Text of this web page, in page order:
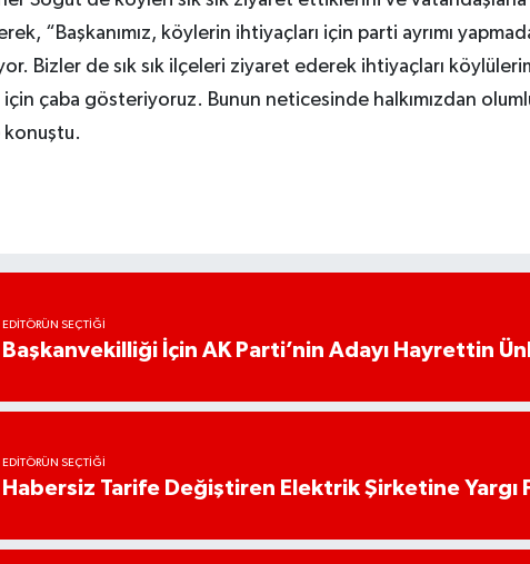
“Başkanımız, köylerin ihtiyaçları için parti ayrımı
Bizler de sık sık ilçeleri ziyaret ederek ihtiyaçları
için çaba gösteriyoruz. Bunun neticesinde halkımızdan
konuştu.
EDITÖRÜN SEÇTIĞI
Başkanvekilliği İçin AK Parti’nin Adayı Hayrettin
EDITÖRÜN SEÇTIĞI
Habersiz Tarife Değiştiren Elektrik Şirketine Yargı